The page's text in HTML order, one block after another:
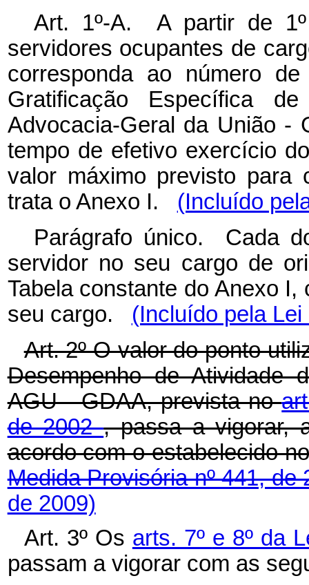
Art. 1º-A. A partir de
servidores ocupantes de
corresponda ao número
Gratificação Específica
Advocacia-Geral da União -
tempo de efetivo exercício
valor máximo previsto para
trata o Anexo I.
(Incluído
Parágrafo único. Cada
servidor no seu cargo de
Tabela constante do Anexo
seu cargo.
(Incluído pela Lei
Art. 2º O valor do ponto
Desempenho de Atividade
AGU - GDAA, prevista no
de 2002, passa a vigorar,
acordo com o estabelecido
Medida Provisória nº 441, de
de 2009)
Art. 3º Os arts. 7º e 8º da
passam a vigorar com as